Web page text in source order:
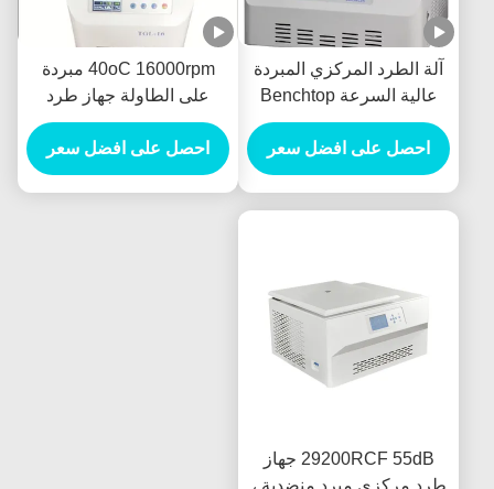
آلة الطرد المركزي المبردة
عالية السرعة Benchtop
16000 دورة في الدقيقة
احصل على افضل سعر
40oC 16000rpm مبردة
على الطاولة جهاز طرد
مركزي دقيق الطرد
المركزي 295mm العرض
احصل على افضل سعر
29200RCF 55dB جهاز